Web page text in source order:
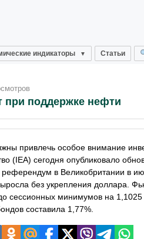
индикаторы Статьи
поддержке нефти
привлечь особое внимание
(IEA) сегодня опубликовало
референдум в Великобритании в
без укрепления доллара.
сессионных минимумов на
составила 1,77%.